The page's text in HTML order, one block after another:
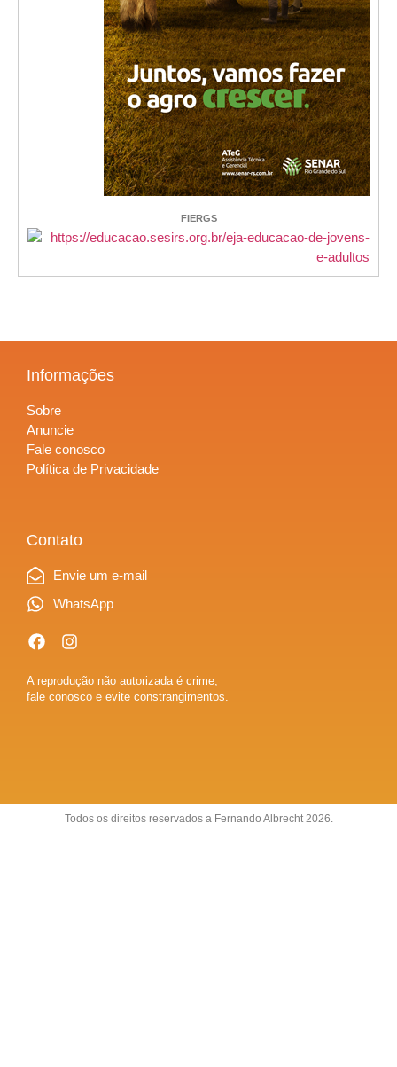
FIERGS
Informações
Sobre
Anuncie
Fale conosco
Política de Privacidade
Contato
Envie um e-mail
WhatsApp
A reprodução não autorizada é crime,
fale conosco e evite constrangimentos.
Todos os direitos reservados a Fernando Albrecht 2026.